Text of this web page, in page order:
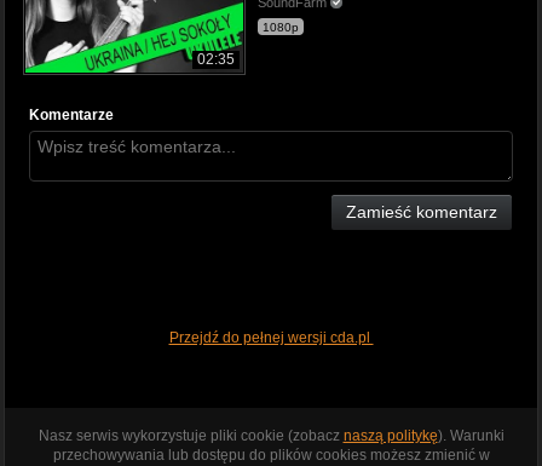
02:35
1080p
Komentarze
Zamieść komentarz
Przejdź do pełnej wersji cda.pl
Nasz serwis wykorzystuje pliki cookie (zobacz naszą politykę). Warunki
przechowywania lub dostępu do plików cookies możesz zmienić w